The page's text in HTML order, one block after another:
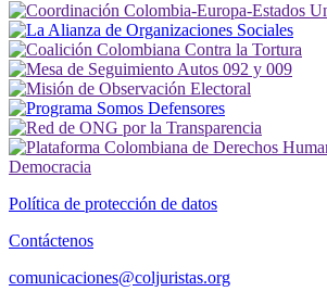
Política de protección de datos
Contáctenos
comunicaciones@coljuristas.org